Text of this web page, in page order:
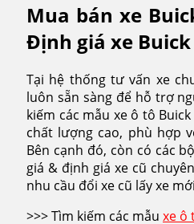
Mua bán xe
Định giá xe Buick
Tại hệ thống tư vấn xe
luôn sẵn sàng để hỗ trợ
kiếm các mẫu xe ô tô
chất lượng cao, phù hợp
Bên cạnh đó, còn có các
giá & định giá xe cũ
nhu cầu đổi xe cũ lấy xe
>>> Tìm kiếm các mẫu xe ô